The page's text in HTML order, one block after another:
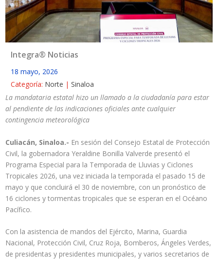
Integra® Noticias
18 mayo, 2026
Categoría: Norte |Sinaloa
La mandataria estatal hizo un llamado a la ciudadanía para estar
al pendiente de las indicaciones oficiales ante cualquier
contingencia meteorológica
Culiacán, Sinaloa.- En sesión del Consejo Estatal de Protección
Civil, la gobernadora Yeraldine Bonilla Valverde presentó el
Programa Especial para la Temporada de Lluvias y Ciclones
Tropicales 2026, una vez iniciada la temporada el pasado 15 de
mayo y que concluirá el 30 de noviembre, con un pronóstico de
16 ciclones y tormentas tropicales que se esperan en el Océano
Pacífico.
Con la asistencia de mandos del Ejército, Marina, Guardia
Nacional, Protección Civil, Cruz Roja, Bomberos, Ángeles Verdes,
de presidentas y presidentes municipales, y varios secretarios de